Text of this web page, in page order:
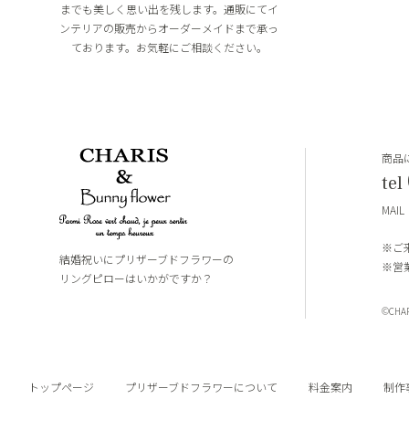
までも美しく思い出を残します。通販にてイ
ンテリアの販売からオーダーメイドまで承っ
ております。お気軽にご相談ください。
結婚祝いにプリザーブドフラワーの
リングピローはいかがですか？
商品
tel
※ご
※営
トップページ プリザーブドフラワーについて 料金案内 制作